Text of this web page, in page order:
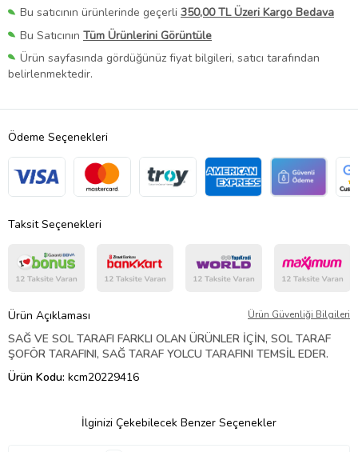
Bu satıcının ürünlerinde geçerli 350,00 TL Üzeri Kargo Bedava
Bu Satıcının Tüm Ürünlerini Görüntüle
Ürün sayfasında gördüğünüz fiyat bilgileri, satıcı tarafından
belirlenmektedir.
Ödeme Seçenekleri
Taksit Seçenekleri
Ürün Açıklaması Ürün Güvenliği Bilgileri
SAĞ VE SOL TARAFI FARKLI OLAN ÜRÜNLER İÇİN, SOL TARAF
ŞOFÖR TARAFINI, SAĞ TARAF YOLCU TARAFINI TEMSİL EDER.
Ürün Kodu: kcm20229416
İlginizi Çekebilecek Benzer Seçenekler